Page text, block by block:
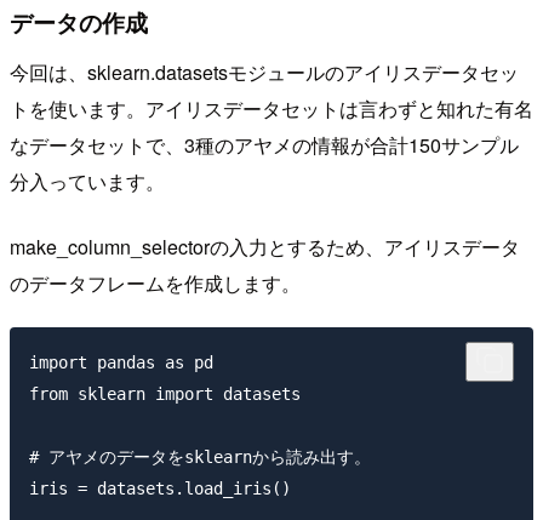
データの作成
今回は、sklearn.datasetsモジュールのアイリスデータセッ
トを使います。アイリスデータセットは言わずと知れた有名
なデータセットで、3種のアヤメの情報が合計150サンプル
分入っています。
make_column_selectorの入力とするため、アイリスデータ
のデータフレームを作成します。
import pandas as pd
from sklearn import datasets
# アヤメのデータをsklearnから読み出す。
iris = datasets.load_iris()